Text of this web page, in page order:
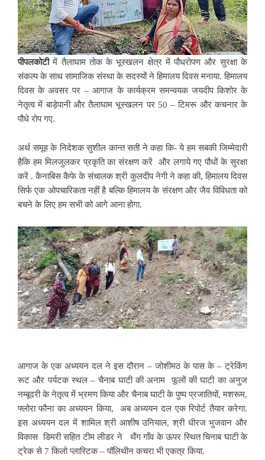
पीपलकोटीमें तैलाघाम तोक के भूस्खलन क्षेत्र में पौधरोपण और सुरक्षा के
संकल्प के साथ सामाजिक संस्था के सदस्यों ने हिमालय दिवस मनाया. हिमालय
दिवस के अवसर पर – आगाज के कार्यक्रम समन्वयक जयदीप किशोर के
नेतृत्व में बाड़ेपानी और तैलाघाम भूस्खलन पर 50 – टिमरू और कचनार के
पौधे रोप गए.
अर्थ समूह के निदेशक सुशील कान्त सती ने कहा कि- ये हम सबकी जिम्मेदारी
हैकि हम मिलजुलकर प्रकृति का संरक्षण करें और लगाये गए पौधों के सुरक्षा
करें . कैनाबिस कैफे के संचालक श्री कुलदीप नेगी ने कहा की, हिमालय दिवस
सिर्फ एक ओपचारिकता नहीं है बल्कि हिमालय के संरक्षण और जैव विविधता को
बचने के लिए हम सभी को आगे आना होगा.
आगाज के एक अध्ययन दल ने इस दौरान – जोशीमठ के पास के – ट्रेकिंग
रूट और पर्यटक स्थल – चैनाब घाटी की अनाम फूलों की घाटी का अनुज
नम्बूदरी के नेतृत्व में भ्रमण किया और चैनाब घाटी के पुष्प प्रजातियों, मशरूम,
फ्लोरा फौना का अध्ययन किया, अब अध्ययन दल एक रिपोर्ट तैयार करेगा.
इस अध्ययन दल में शामिल श्री आशीष उनियाल, श्री धीरज भुजवान और
विकास डिमरी सहित टीम लीडर ने थैंग गाँव के ऊपर स्थित चिनाब घाटी के
ट्रेक से 7 किलो प्लास्टिक – पॉलिथीन कचरा भी एकत्र किया.